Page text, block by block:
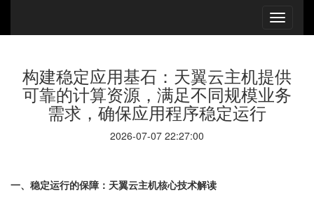
构建稳定应用基石：天翼云主机提供
可靠的计算资源，满足不同规模业务
需求，确保应用程序稳定运行
2026-07-07 22:27:00
一、稳定运行的保障：天翼云主机核心技术解读